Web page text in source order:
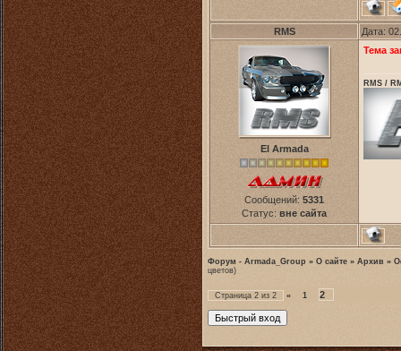
RMS Дата:
El Armada
Сообщений: 5331
Статус: вне сайта
Тема
RMS /
Форум - Armada_Group » О сайте » Архив »
цветов)
Страница 2 из 2 « 1 2